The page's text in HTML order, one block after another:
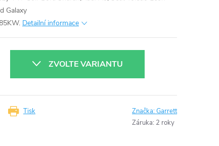
Galaxy
Detailní informace
ZVOLTE VARIANTU
Tisk Značka:Garrett
Záruka: 2 roky